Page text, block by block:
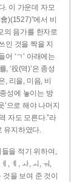
. 이 가운데 자모
)(1527)”에서 비
의 음가를 한자로
인 것을 짝을 지
‘ㄱ’ 아래에는
, ‘役(역)’은 종성
, 리을, 미음, 비
성에 놓이는 방
’으로 해야 나머지
자도 모른다.”라
유지하였다.
을 적기 위하여,
, ㅖ, ㅘ, ㅚ, ㅝ,
것을 보여 준 것이